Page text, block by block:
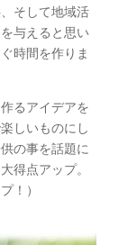
そして地域活
与えると思い
時間を作りま
るアイデアを
しいものにし
の事を話題に
得点アップ。
！）